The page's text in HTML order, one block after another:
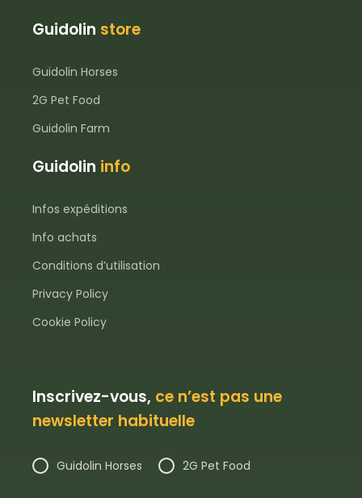
Guidolin store
Guidolin Horses
2G Pet Food
Guidolin Farm
Guidolin info
Infos expéditions
Info achats
Conditions d’utilisation
Privacy Policy
Cookie Policy
Inscrivez-vous, ce n’est pas une
newsletter habituelle
Guidolin Horses 2G Pet Food